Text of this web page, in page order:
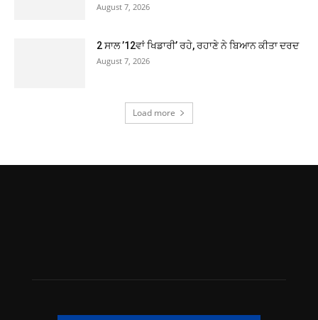
August 7, 2026
2 ਸਾਲ ’12ਵਾਂ ਖਿਡਾਰੀ’ ਰਹੇ, ਰਹਾਣੇ ਨੇ ਬਿਆਨ ਕੀਤਾ ਦਰਦ
August 7, 2026
Load more